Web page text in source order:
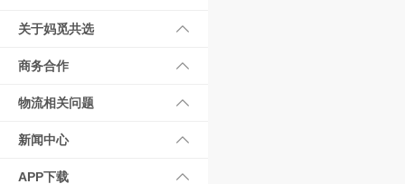
关于妈觅共选
商务合作
物流相关问题
新闻中心
APP下载